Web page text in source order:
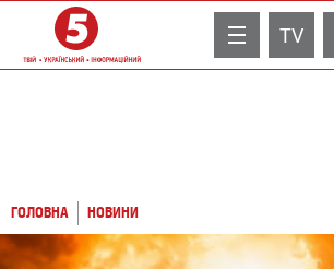
TV
ГОЛОВНА НОВИНИ